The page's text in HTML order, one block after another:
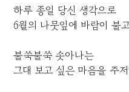
하루 종일 당신 생각으로
6월의 나뭇잎에 바람이 불
불쑥불쑥 솟아나는
그대 보고 싶은 마음을 주